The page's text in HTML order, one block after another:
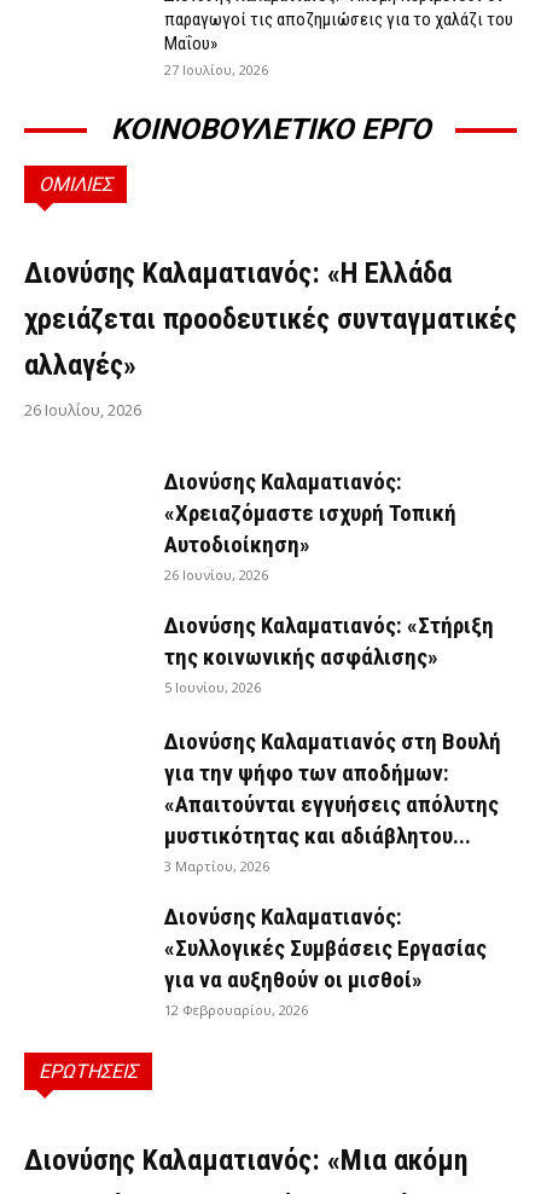
παραγωγοί τις αποζημιώσεις για το χαλάζι του
Μαΐου»
27 Ιουλίου, 2026
ΚΟΙΝΟΒΟΥΛΕΤΙΚΟ ΕΡΓΟ
ΟΜΙΛΙΕΣ
ΟΜΙΛΊΕΣ
Διονύσης Καλαματιανός: «Η Ελλάδα
χρειάζεται προοδευτικές συνταγματικές
αλλαγές»
26 Ιουλίου, 2026
Διονύσης Καλαματιανός:
«Χρειαζόμαστε ισχυρή Τοπική
Αυτοδιοίκηση»
26 Ιουνίου, 2026
Διονύσης Καλαματιανός: «Στήριξη
της κοινωνικής ασφάλισης»
5 Ιουνίου, 2026
Διονύσης Καλαματιανός στη Βουλή
για την ψήφο των αποδήμων:
«Απαιτούνται εγγυήσεις απόλυτης
μυστικότητας και αδιάβλητου...
3 Μαρτίου, 2026
Διονύσης Καλαματιανός:
«Συλλογικές Συμβάσεις Εργασίας
για να αυξηθούν οι μισθοί»
12 Φεβρουαρίου, 2026
ΕΡΩΤΗΣΕΙΣ
ΕΡΩΤΉΣΕΙΣ
Διονύσης Καλαματιανός: «Μια ακόμη